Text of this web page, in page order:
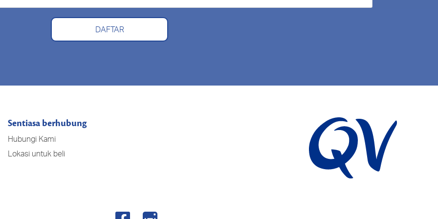
DAFTAR
Sentiasa berhubung
Hubungi Kami
Lokasi untuk beli